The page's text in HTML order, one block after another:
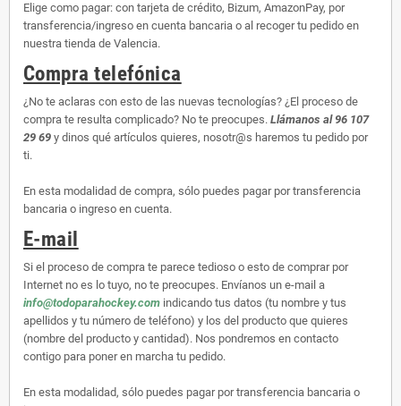
Elige como pagar: con tarjeta de crédito, Bizum, AmazonPay, por
transferencia/ingreso en cuenta bancaria o al recoger tu pedido en
nuestra tienda de Valencia.
Compra telefónica
¿No te aclaras con esto de las nuevas tecnologías? ¿El proceso de
compra te resulta complicado? No te preocupes. Llámanos al 96 107
29 69 y dinos qué artículos quieres, nosotr@s haremos tu pedido por
ti.
En esta modalidad de compra, sólo puedes pagar por transferencia
bancaria o ingreso en cuenta.
E-mail
Si el proceso de compra te parece tedioso o esto de comprar por
Internet no es lo tuyo, no te preocupes. Envíanos un e-mail a
info@todoparahockey.com indicando tus datos (tu nombre y tus
apellidos y tu número de teléfono) y los del producto que quieres
(nombre del producto y cantidad). Nos pondremos en contacto
contigo para poner en marcha tu pedido.
En esta modalidad, sólo puedes pagar por transferencia bancaria o